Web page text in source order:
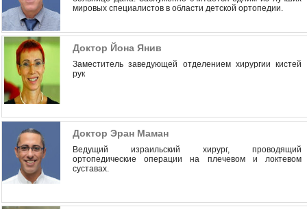
мировых специалистов в области детской ортопедии.
Доктор Йона Янив
Заместитель заведующей отделением хирургии кистей
рук
Доктор Эран Маман
Ведущий израильский хирург, проводящий
ортопедические операции на плечевом и локтевом
суставах.